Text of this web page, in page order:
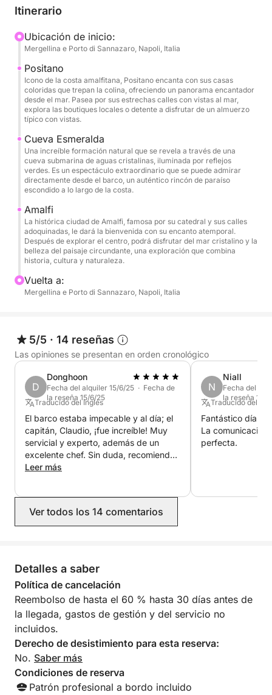
11,5 metros de eslora que combina diseño
inmediatamente como en casa. Durante el recorrido,
comenzaremos a navegar a lo largo de la costa,
dejándonos encantar por la vista del Golfo de
Nápoles, para luego continuar hacia la espléndida
Positano. Una vez que llegues, podrás bajar a
explorar el pintoresco pueblo, pasear por sus
coloridas calles y almorzar en uno de los
restaurantes panorámicos. Nuestro viaje continuará
hacia Amalfi, donde tendrás tiempo para descubrir
su famosa Catedral y dar un paseo por el corazón
de la ciudad. En el camino de regreso, tendrá la
oportunidad de relajarse en la terraza, tomando una
bebida y disfrutando de la puesta de sol sobre el
mar.
Lo que hace que esta experiencia sea realmente
diferencia de otros tours más masificados, aquí
encontrarás una navegación íntima y personalizada,
amplios espacios exteriores e interiores
climatizados, permite vivir el mar con total
serenidad. La tripulación experimentada y
profesional estará a su disposición para satisfacer
todos los deseos, haciendo de este día una ocasión
inolvidable.
Itinerario
Ubicación de inicio:
Mergellina e Porto di Sannazaro, Napoli, Italia
Positano
Icono de la costa amalfitana, Positano encanta con sus casas
coloridas que trepan la colina, ofreciendo un panorama encantador
desde el mar. Pasea por sus estrechas calles con vistas al mar,
explora las boutiques locales o detente a disfrutar de un almuerzo
típico con vistas.
Cueva Esmeralda
Una increíble formación natural que se revela a través de una
cueva submarina de aguas cristalinas, iluminada por reflejos
verdes. Es un espectáculo extraordinario que se puede admirar
directamente desde el barco, un auténtico rincón de paraíso
escondido a lo largo de la costa.
Amalfi
La histórica ciudad de Amalfi, famosa por su catedral y sus calles
adoquinadas, le dará la bienvenida con su encanto atemporal.
Después de explorar el centro, podrá disfrutar del mar cristalino y la
belleza del paisaje circundante, una exploración que combina
historia, cultura y naturaleza.
Vuelta a:
Mergellina e Porto di Sannazaro, Napoli, Italia
5/5 · 14 reseñas
Las opiniones se presentan en orden cronológico
D
Donghoon
Fecha del alquiler 15/6/25 · Fecha de
la reseña 15/6/25
Traducido del Inglés
El barco estaba impecable y al día; el
capitán, Claudio, ¡fue increíble! Muy
servicial y experto, además de un
excelente chef. Sin duda, recomiendo
este chárter.
Leer más
N
Niall
Fecha del
la reseña 12/
Traducido del
Fantástico día
La comunicación
perfecta.
Ver todos los 14 comentarios
Detalles a saber
Política de cancelación
Reembolso de hasta el 60 % hasta 30 días antes de
la llegada, gastos de gestión y del servicio no
incluidos.
Derecho de desistimiento para esta reserva:
No. Saber más
Condiciones de reserva
Patrón profesional a bordo incluido